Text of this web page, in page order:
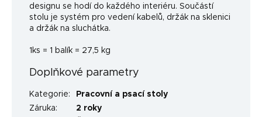
designu se hodí do každého interiéru. Součástí
stolu je systém pro vedení kabelů, držák na sklenici
a držák na sluchátka.
1ks = 1 balík = 27,5 kg
Doplňkové parametry
Kategorie:
Pracovní a psací stoly
Záruka:
2 roky